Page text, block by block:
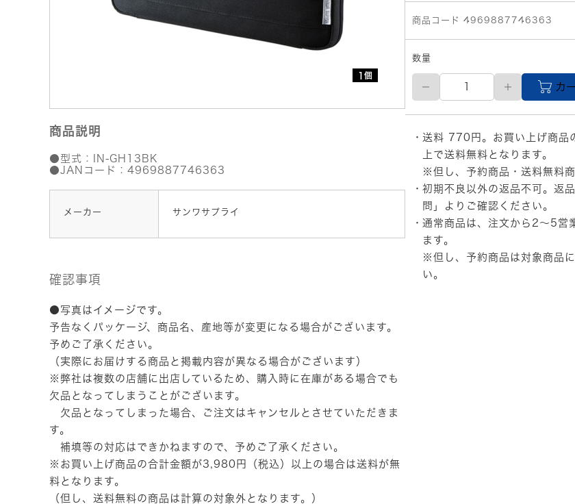
1個
商品説明
●型式：IN-GH13BK
●JANコード：4969887746363
メーカー サンワサプライ
確認事項
●写真はイメージです。
予告なくパッケージ、商品名、産地等が変更になる場合がございます。
予めご了承ください。
（実際にお届けする商品と掲載内容が異なる場合がございます）
※弊社は複数の店舗に出店しているため、購入時に在庫がある場合でも
欠品となってしまうことがございます。
欠品となってしまった場合、ご注文はキャンセルとさせていただきま
す。
補填等の対応はできかねますので、予めご了承ください。
※お買い上げ商品の合計金額が3,980円（税込）以上の場合は送料が無
料となります。
（但し、送料無料の商品は計算の対象外となります。）
商品コード 4969887746363
数量
【直
品】
サ
ワ
サ
プ
ラ
イ
取
手
付
き
PC
カ
送料 770円。お買い上げ商品
上で送料無料となります。
※但し、予約商品・送料無料
初期不良以外の返品不可。返
問」
よりご確認ください。
通常商品は、注文から2～5営
ます。
※但し、予約商品は対象商品
い。